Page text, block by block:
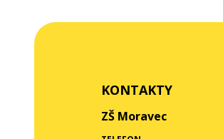
KONTAKTY
ZŠ Moravec